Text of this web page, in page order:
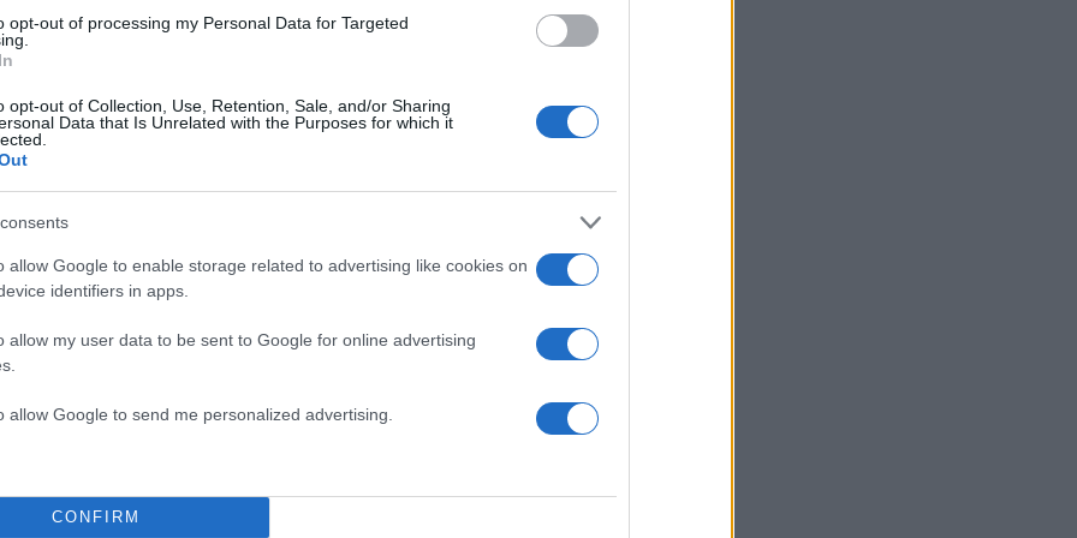
opt-out of processing my Personal Data for Targeted
opt-out of Collection, Use, Retention, Sale, and/or Sharing
Data that Is Unrelated with the Purposes for which it
allow Google to enable storage related to advertising like cookies on
identifiers in apps.
allow my user data to be sent to Google for online advertising
allow Google to send me personalized advertising.
CONFIRM
λένε, δηλαδή είναι τρελό. Και όταν έχεις παιδιά, το
όταν έχεις παιδιά και πάνε σχολείο, είναι προφανές ότι ο
τη διάσημη της τάξης, μαμά…» ανέφερε ο Πέτρος